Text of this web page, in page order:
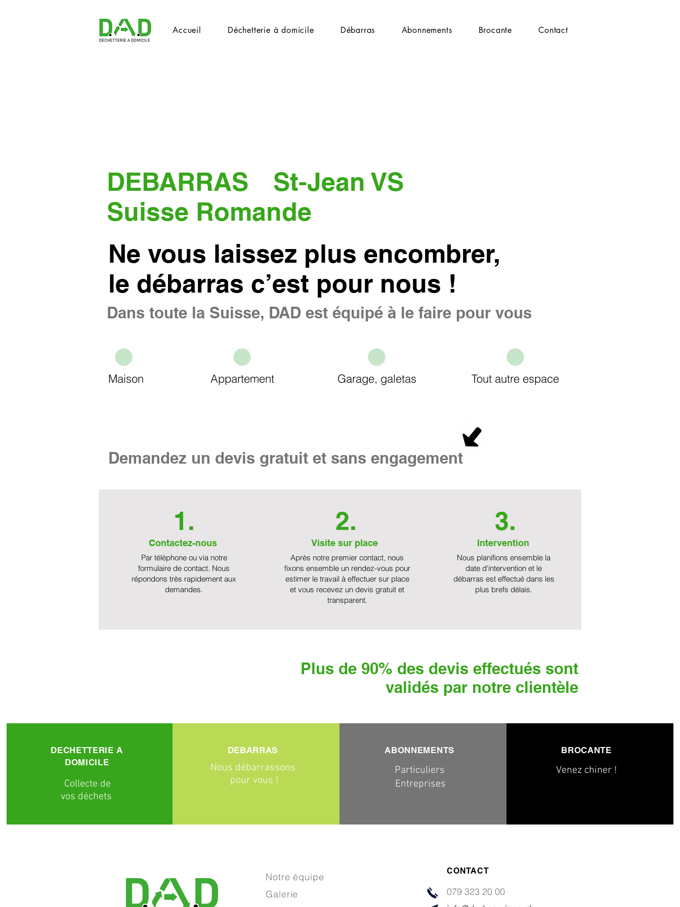
Accueil Déchetterie à domicile Débarras Abonnements Brocante Contact
DEBARRAS
St-Jean VS
Suisse Romande
Ne vous laissez plus encombrer,
le débarras c’est pour nous !
Dans toute la Suisse, DAD est équipé à le faire pour vous
Maison Appartement Garage, galetas Tout autre espace
Demandez un devis gratuit et sans engagement
1.
Contactez-nous
Par téléphone ou via notre
formulaire de contact. Nous
répondons très rapidement aux
demandes.
2.
Visite sur place
Après notre premier contact, nous
fixons ensemble un rendez-vous pour
estimer le travail à effectuer sur place
et vous recevez un devis gratuit et
transparent.
3.
Intervention
Nous planifions ensemble la
date d'intervention et le
débarras est effectué dans les
plus brefs délais.
Plus de 90% des devis effectués sont
validés par notre clientèle
DECHETTERIE A
DOMICILE
Collecte de
vos déchets
DEBARRAS
Nous débarrassons
pour vous !
ABONNEMENTS
Particuliers
Entreprises
BROCANTE
Venez chiner !
Notre équipe
Galerie
CONTACT
079 323 20 00